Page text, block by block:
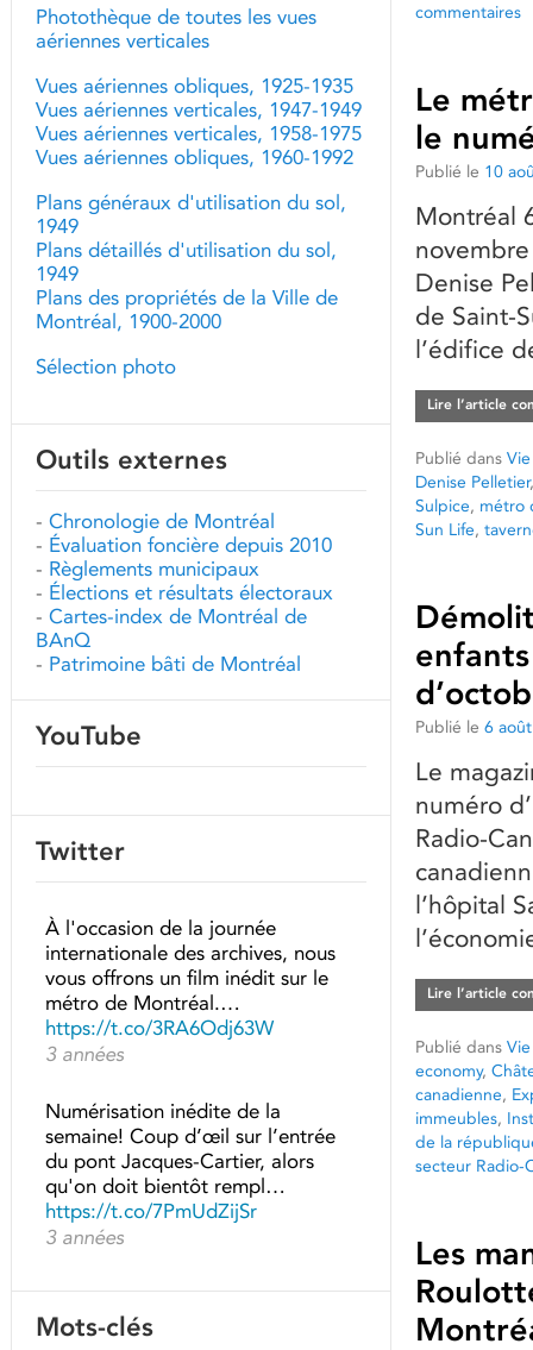
commentaires
Le
le
Publié le 10
Montréal
Denise
de Saint-
l’édifice
Lire l’article
Publié dans
Denise Pelletier
Sulpice, métro
Sun Life,
Publié le 6
Le
numéro
Radio-
l’hôpital
Lire l’article
Publié dans
economy,
canadienne,
immeubles,
de la
secteur Radio-
Les
Photothèque de toutes les vues
aériennes verticales
Vues aériennes obliques, 1925-1935
Vues aériennes verticales, 1947-1949
Vues aériennes verticales, 1958-1975
Vues aériennes obliques, 1960-1992
Plans généraux d'utilisation du sol,
1949
Plans détaillés d'utilisation du sol,
1949
Plans des propriétés de la Ville de
Montréal, 1900-2000
Sélection photo
Outils externes
- Chronologie de Montréal
- Évaluation foncière depuis 2010
- Règlements municipaux
- Élections et résultats électoraux
- Cartes-index de Montréal de
BAnQ
- Patrimoine bâti de Montréal
YouTube
Twitter
À l'occasion de la journée
internationale des archives, nous
vous offrons un film inédit sur le
métro de Montréal.…
https://t.co/3RA6Odj63W
3 années
Numérisation inédite de la
semaine! Coup d’œil sur l’entrée
du pont Jacques-Cartier, alors
qu'on doit bientôt rempl…
https://t.co/7PmUdZijSr
3 années
Mots-clés